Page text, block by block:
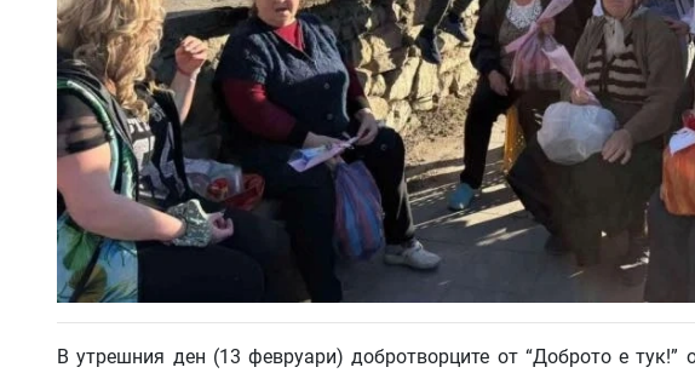
В утрешния ден (13 февруари) добротворците от “Доброто е тук!”